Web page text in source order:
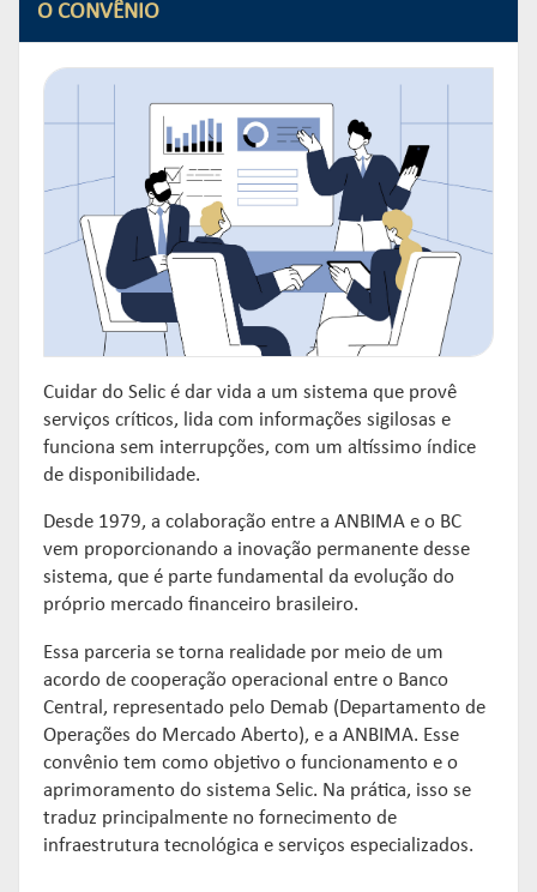
entenda o compromisso
REPRESENTAR
entenda o compromisso
AUTORREGULAR
O CONVÊNIO
Cuidar do Selic é dar vida a um sistema que provê
serviços críticos, lida com informações sigilosas e
funciona sem interrupções, com um altíssimo índice
de disponibilidade.
Desde 1979, a colaboração entre a ANBIMA e o BC
vem proporcionando a inovação permanente desse
sistema, que é parte fundamental da evolução do
próprio mercado financeiro brasileiro.
Essa parceria se torna realidade por meio de um
acordo de cooperação operacional entre o Banco
Central, representado pelo Demab (Departamento de
Operações do Mercado Aberto), e a ANBIMA. Esse
convênio tem como objetivo o funcionamento e o
aprimoramento do sistema Selic. Na prática, isso se
traduz principalmente no fornecimento de
infraestrutura tecnológica e serviços especializados.